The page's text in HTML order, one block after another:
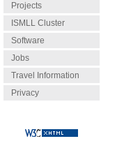
Projects
ISMLL Cluster
Software
Jobs
Travel Information
Privacy